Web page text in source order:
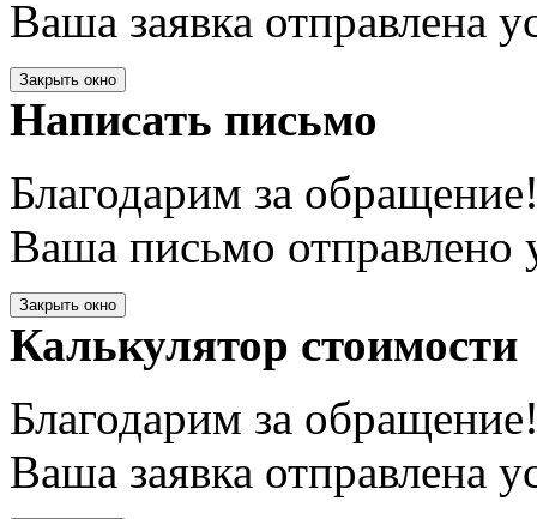
Ваша заявка отправлена
Закрыть окно
Написать письмо
Благодарим за
Ваша письмо отправлено
Закрыть окно
Калькулятор стоимости
Благодарим за
Ваша заявка отправлена